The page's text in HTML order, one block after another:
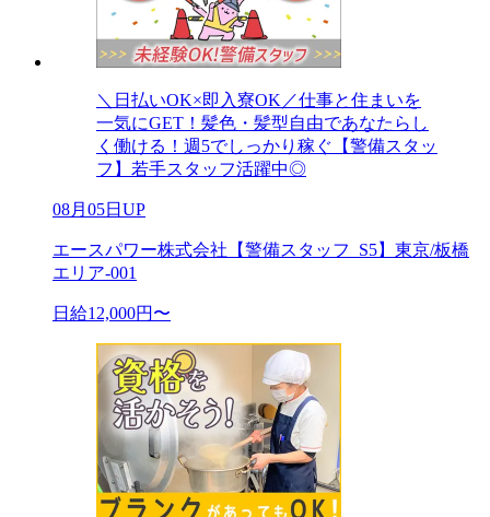
＼日払いOK×即入寮OK／仕事と住まいを
一気にGET！髪色・髪型自由であなたらし
く働ける！週5でしっかり稼ぐ【警備スタッ
フ】若手スタッフ活躍中◎
08月05日UP
エースパワー株式会社【警備スタッフ_S5】東京/板橋
エリア-001
日給12,000円〜